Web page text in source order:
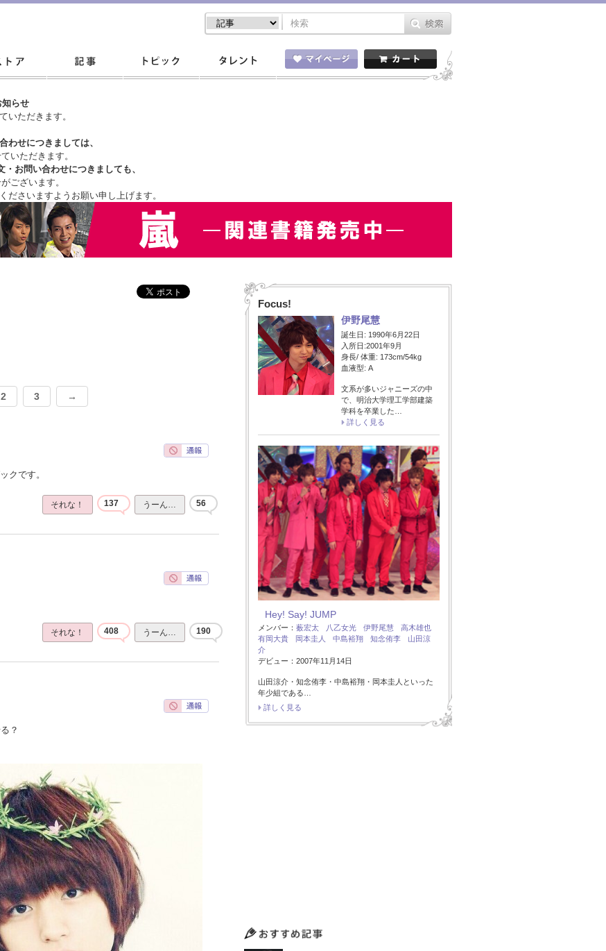
らせ
いただきます。
わせにつきましては、
いただきます。
・ お問い合わせにつきましても、
ございます。
ださいますようお願い申し上げます。
2 3 →
クです。
それな！ 137 うーん… 56
それな！ 408 うーん… 190
？
Focus!
伊野尾慧
誕生日: 1990年6月22日
入所日:2001年9月
身長/ 体重: 173cm/54kg
血液型: A
文系が多いジャニーズの中
で、明治大学理工学部建築
学科を卒業した…
詳しく見る
Hey! Say! JUMP
メンバー： 薮宏太 八乙女光 伊野尾慧
高木雄也
有岡大貴
岡本圭人 中島裕翔 知念侑李
山田涼
介
デビュー：2007年11月14日
山田涼介・知念侑李・中島裕翔・岡本圭人といった
年少組である…
詳しく見る